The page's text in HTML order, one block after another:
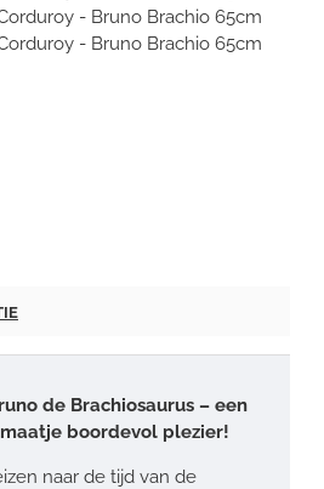
de Brachiosaurus – een
boordevol plezier!
naar de tijd van de